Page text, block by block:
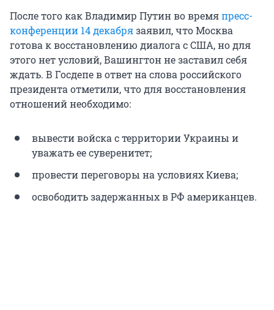
После того как Владимир Путин во времяпресс-
конференции 14 декабрязаявил, что Москва
готова к восстановлению диалога с США, но для
этого нет условий, Вашингтон не заставил себя
ждать. В Госдепе в ответ на слова российского
президента отметили, что для восстановления
отношений необходимо:
вывести войска с территории Украины и
уважать ее суверенитет;
провести переговоры на условиях Киева;
освободить задержанных в РФ американцев.